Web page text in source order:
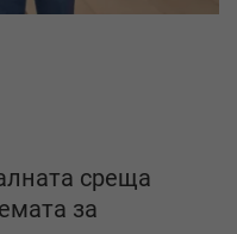
среща
за